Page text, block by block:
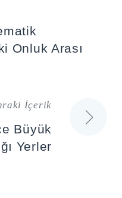
Onluk Arası
İçerik
Büyük
Yerler